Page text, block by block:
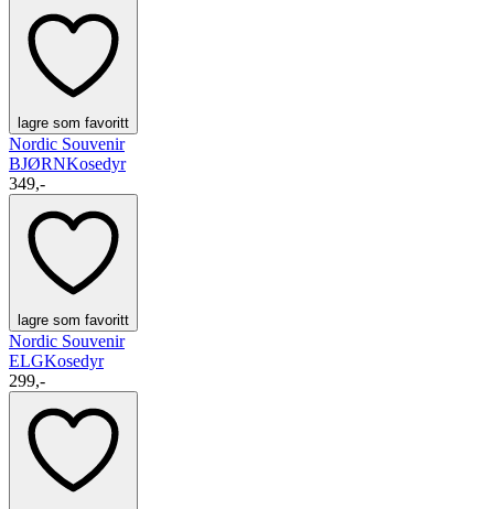
lagre som favoritt
Nordic Souvenir
BJØRNKosedyr
349,-
lagre som favoritt
Nordic Souvenir
ELGKosedyr
299,-